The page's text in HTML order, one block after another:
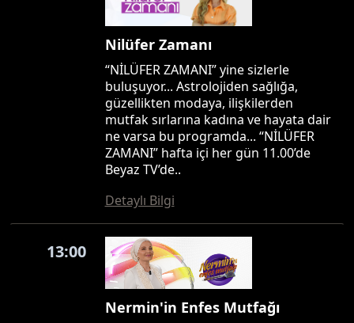
Nilüfer Zamanı
“NİLÜFER ZAMANI” yine sizlerle
buluşuyor... Astrolojiden sağlığa,
güzellikten modaya, ilişkilerden
mutfak sırlarına kadına ve hayata dair
ne varsa bu programda... “NİLÜFER
ZAMANI” hafta içi her gün 11.00’de
Beyaz TV’de..
Detaylı Bilgi
13:00
Nermin'in Enfes Mutfağı